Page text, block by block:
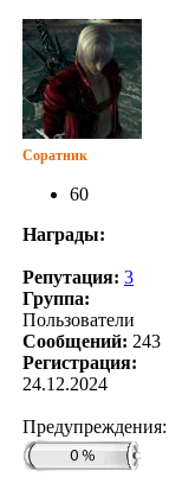
Соратник
60
Награды:
Репутация: 3
Группа:
Пользователи
Сообщений: 243
Регистрация:
24.12.2024
Предупреждения: